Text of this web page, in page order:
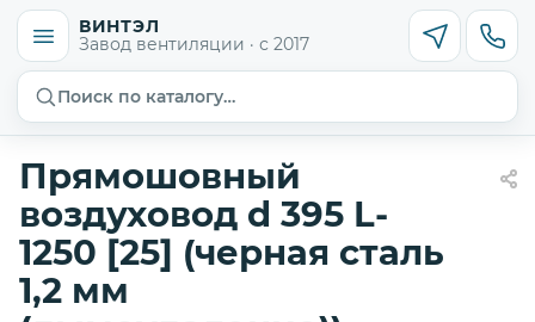
ВИНТЭЛ
Завод вентиляции · с 2017
Поиск по каталогу…
Прямошовный
воздуховод d 395 L-
1250 [25] (черная сталь
1,2 мм